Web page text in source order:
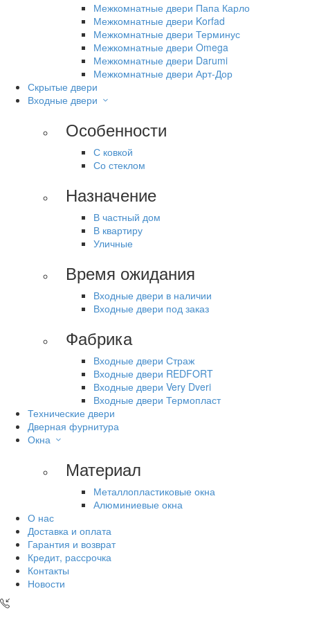
Межкомнатные двери Папа Карло
Межкомнатные двери Korfad
Межкомнатные двери Терминус
Межкомнатные двери Omega
Межкомнатные двери Darumi
Межкомнатные двери Арт-Дор
Скрытые двери
Входные двери
Особенности
С ковкой
Со стеклом
Назначение
В частный дом
В квартиру
Уличные
Время ожидания
Входные двери в наличии
Входные двери под заказ
Фабрика
Входные двери Страж
Входные двери REDFORT
Входные двери Very Dveri
Входные двери Термопласт
Технические двери
Дверная фурнитура
Окна
Материал
Металлопластиковые окна
Алюминиевые окна
О нас
Доставка и оплата
Гарантия и возврат
Кредит, рассрочка
Контакты
Новости